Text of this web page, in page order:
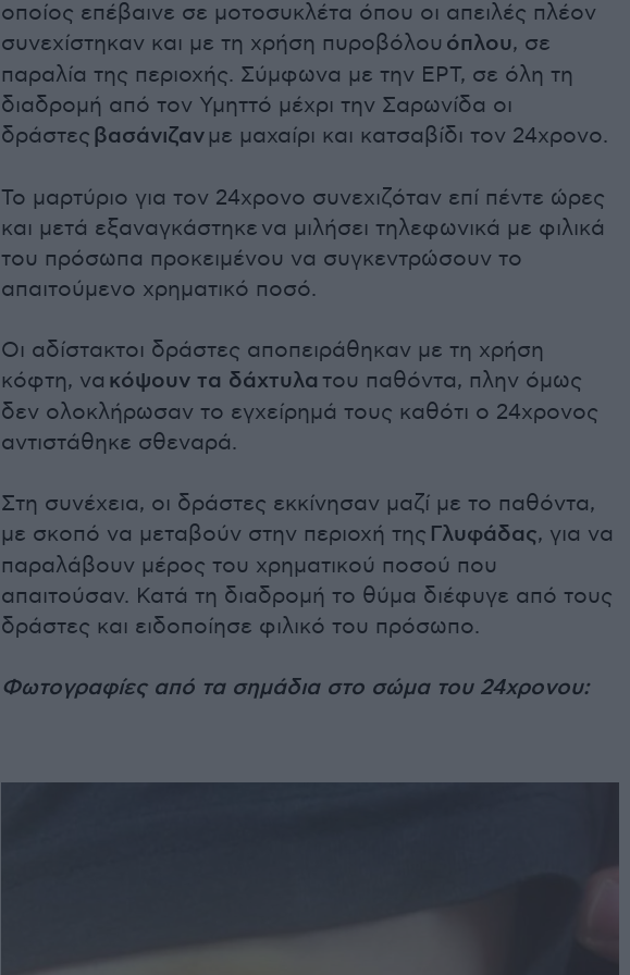
οποίος επέβαινε σε μοτοσυκλέτα όπου οι απειλές πλέον
συνεχίστηκαν και με τη χρήση πυροβόλου όπλου, σε
παραλία της περιοχής. Σύμφωνα με την ΕΡΤ, σε όλη τη
διαδρομή από τον Υμηττό μέχρι την Σαρωνίδα οι
δράστες βασάνιζαν με μαχαίρι και κατσαβίδι τον 24χρονο.
Το μαρτύριο για τον 24χρονο συνεχιζόταν επί πέντε ώρες
και μετά εξαναγκάστηκε να μιλήσει τηλεφωνικά με φιλικά
του πρόσωπα προκειμένου να συγκεντρώσουν το
απαιτούμενο χρηματικό ποσό.
Οι αδίστακτοι δράστες αποπειράθηκαν με τη χρήση
κόφτη, να κόψουν τα δάχτυλα του παθόντα, πλην όμως
δεν ολοκλήρωσαν το εγχείρημά τους καθότι ο 24χρονος
αντιστάθηκε σθεναρά.
Στη συνέχεια, οι δράστες εκκίνησαν μαζί με το παθόντα,
με σκοπό να μεταβούν στην περιοχή της Γλυφάδας, για να
παραλάβουν μέρος του χρηματικού ποσού που
απαιτούσαν. Κατά τη διαδρομή το θύμα διέφυγε από τους
δράστες και ειδοποίησε φιλικό του πρόσωπο.
Φωτογραφίες από τα σημάδια στο σώμα του 24χρονου: